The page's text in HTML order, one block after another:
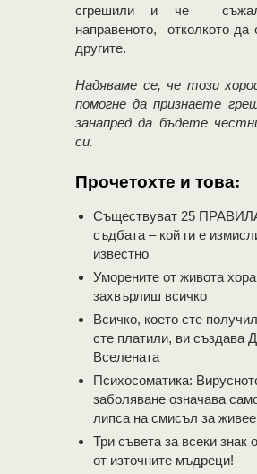
сгрешили и че
направеното, отколкото да
другите.
Надяваме се, че този
помогне да признаете
занапред да бъдете
си.
Прочетохте и това:
Съществуват 25
съдбата – кой ги е
известно
Уморените от живота
захвърлиш всичко
Всичко, което сте
сте платили, ви създава
Вселената
Психосоматика:
заболяване означава
липса на смисъл за
Три съвета за всеки знак
от източните мъдреци!